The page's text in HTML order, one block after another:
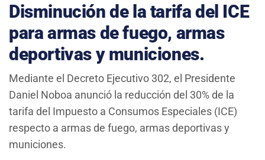
Disminución de la tarifa del ICE
para armas de fuego, armas
deportivas y municiones.
Mediante el Decreto Ejecutivo 302, el Presidente
Daniel Noboa anunció la reducción del 30% de la
tarifa del Impuesto a Consumos Especiales (ICE)
respecto a armas de fuego, armas deportivas y
municiones.